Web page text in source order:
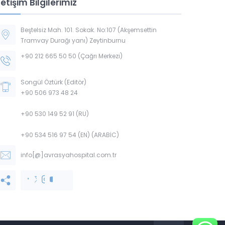
Bilgilerimiz
Beştelsiz Mah. 101. Sokak. No:107 (Akşemsettin
Tramvay Durağı yanı) Zeytinburnu
+90 212 665 50 50 (Çağrı Merkezi)
Songül Öztürk (Editör)
+90 506 973 48 24
+90 530 149 52 91 (RU)
+90 534 516 97 54 (EN) (ARABİC)
info[@]avrasyahospital.com.tr